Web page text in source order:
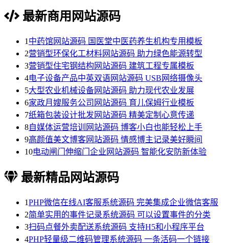
最新商用网站源码
1 中药馆网站源码 国医堂中医药养生机构专用模板
2营销型环保化工材料网站源码 助力绿色能源转型
3营销型住宅钢结构网站源码 建筑工程专属模板
4电子设备产品中英双语网站源码 USB网络摄像头
5大型农业机械设备网站源码 助力现代农业发展
6家政月嫂服务公司网站源码 育儿保姆行业模板
7纸箱包装设计批发网站源码 精美定制心意传递
8自媒体运营培训网站源码 博客小白也能轻松上手
9高颜值美文博客网站源码 情感博主记录美好瞬间
10电动闸门伸缩门企业网站源码 智能化安防新体验
最新精品网站源码
1PHP微信在线AI客服系统源码 完美集成企业微信客服
2简单实用的事件记录系统源码 可以设置事件的分类
3扫码点餐外卖配送系统源码 支持H5和小程序平台
4PHP轻量级二维码管理系统源码 一条活码一个链接